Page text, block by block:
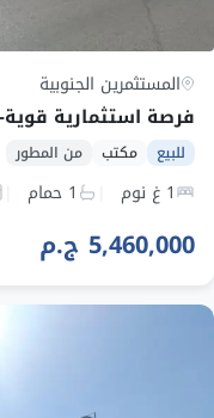
المستثمرين الجنوبية
للبيع مكتب من المطور
1 غ نوم 1 حمام
5,460,000 ج.م